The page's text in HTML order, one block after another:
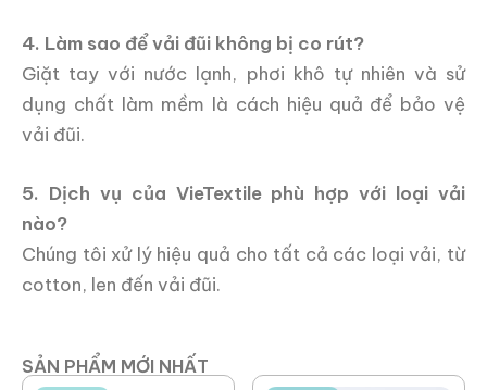
4. Làm sao để vải đũi không bị co rút?
Giặt tay với nước lạnh, phơi khô tự nhiên và sử
dụng chất làm mềm là cách hiệu quả để bảo vệ
vải đũi.
5. Dịch vụ của VieTextile phù hợp với loại vải
nào?
Chúng tôi xử lý hiệu quả cho tất cả các loại vải, từ
cotton, len đến vải đũi.
SẢN PHẨM MỚI NHẤT